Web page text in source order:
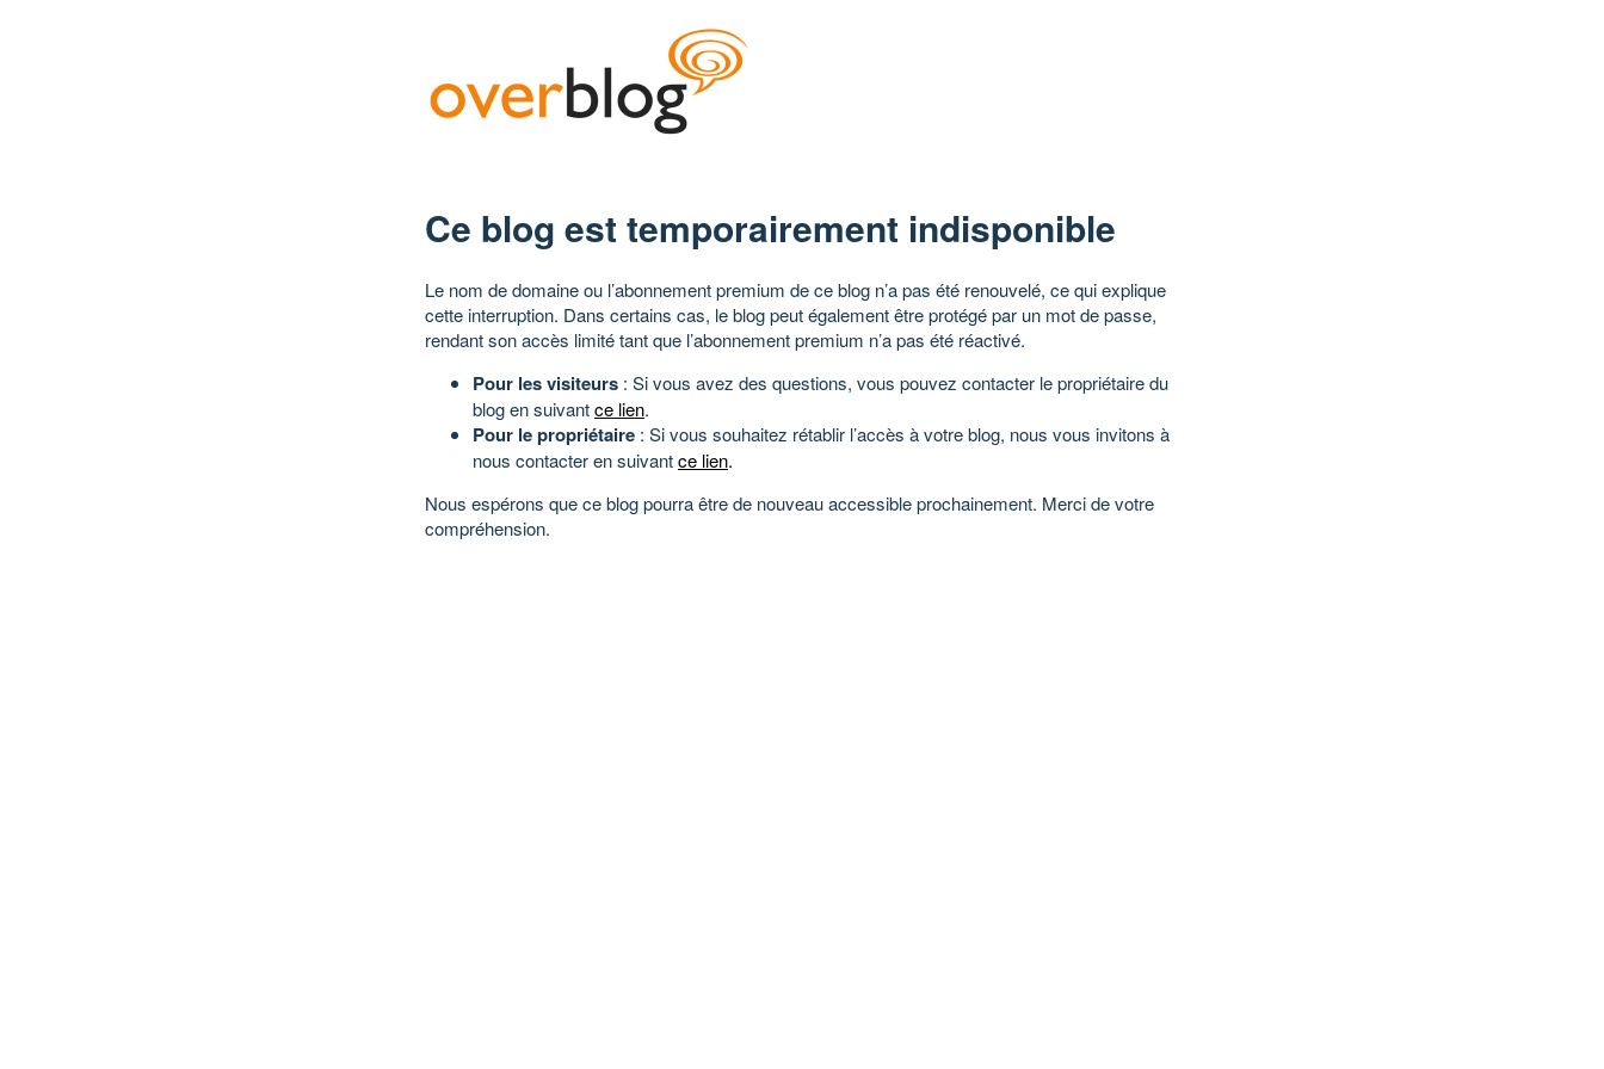
Ce blog est temporairement indisponible
Le nom de domaine ou l’abonnement premium de ce blog n’a pas été renouvelé, ce qui explique
cette interruption. Dans certains cas, le blog peut également être protégé par un mot de passe,
rendant son accès limité tant que l’abonnement premium n’a pas été réactivé.
Pour les visiteurs : Si vous avez des questions, vous pouvez contacter le propriétaire du
blog en suivantce lien.
Pour le propriétaire : Si vous souhaitez rétablir l’accès à votre blog, nous vous invitons à
nous contacter en suivantce lien.
Nous espérons que ce blog pourra être de nouveau accessible prochainement. Merci de votre
compréhension.